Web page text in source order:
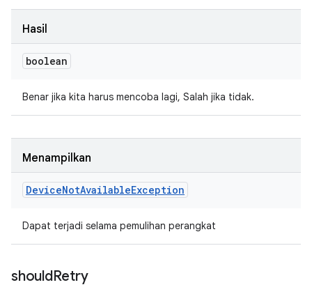
Hasil
boolean
Benar jika kita harus mencoba lagi, Salah jika tidak.
Menampilkan
DeviceNotAvailableException
Dapat terjadi selama pemulihan perangkat
shouldRetry